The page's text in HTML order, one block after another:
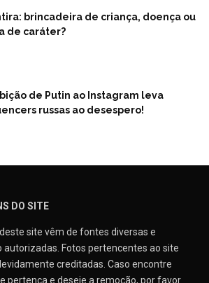
brincadeira de criança, doença ou
de caráter?
de Putin ao Instagram leva
russas ao desespero!
DO SITE
site vêm de fontes diversas e
autorizadas. Fotos pertencentes ao site
creditadas. Caso encontre
pertença e deseje a remoção, por favor